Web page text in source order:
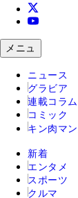
メニュ
ニュース
グラビア
連載コラム
コミック
キン肉マン
新着
エンタメ
スポーツ
クルマ